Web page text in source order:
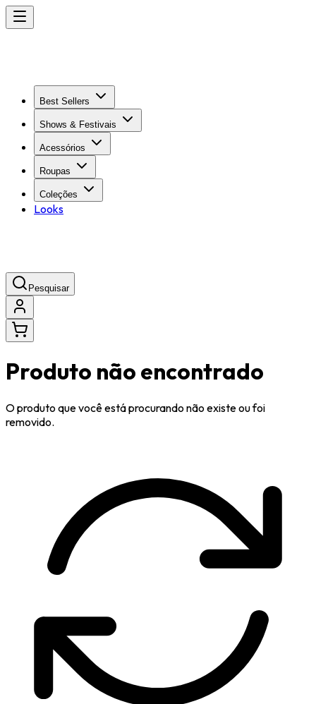
Best Sellers
Shows & Festivais
Acessórios
Roupas
Coleções
Looks
Pesquisar
Produto não encontrado
O produto que você está procurando não existe ou foi
removido.